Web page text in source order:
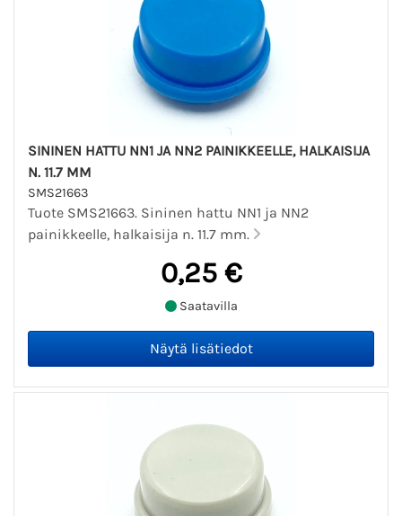
SININEN HATTU NN1 JA NN2 PAINIKKEELLE, HALKAISIJA
N. 11.7 MM
SMS21663
Tuote SMS21663. Sininen hattu NN1 ja NN2
painikkeelle, halkaisija n. 11.7 mm.
0,25 €
Saatavilla